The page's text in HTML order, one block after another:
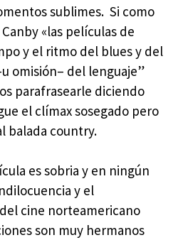
sublimes. Si como
«las películas de
y el ritmo del blues y del
omisión– del lenguaje”
parafrasearle diciendo
el clímax sosegado pero
balada country.
es sobria y en ningún
y el
cine norteamericano
son muy hermanos